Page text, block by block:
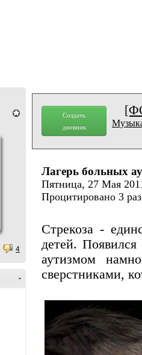
4
-
Создать
дневник
Лагерь больных
Пятница, 27 Мая
Процитировано 3
Стрекоза -
детей.
аутизмом
сверстниками,